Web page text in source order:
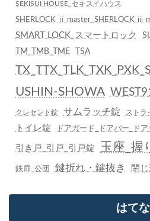
SEKISUI HOUSE_セキスイハウス
SHERLOCK ⅱ master_SHERLOCK ⅲ
SMART LOCK_スマートロック
TM_TMB_TME
TSA
USHIN-SHOWA
クレセント錠 サムラッチ錠 ストラ
トイレ錠
ドアガード_ドアバー_ド
引き戸_引戸_引戸錠 玉座_握
鉄扉_公団 鍵折れ・鍵抜き 閉
はて